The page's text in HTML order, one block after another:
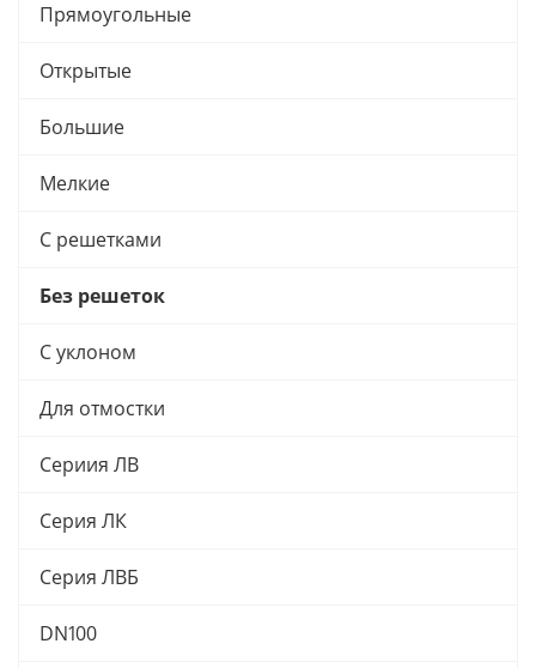
Прямоугольные
Открытые
Большие
Мелкие
С решетками
Без решеток
С уклоном
Для отмостки
Сериия ЛВ
Серия ЛК
Серия ЛВБ
DN100